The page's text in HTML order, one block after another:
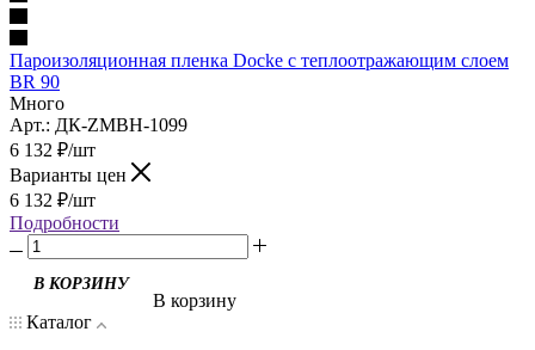
Пароизоляционная пленка Docke с теплоотражающим слоем
BR 90
Много
Арт.: ДК-ZMBH-1099
6 132 ₽/шт
Варианты цен
6 132 ₽/шт
Подробности
В корзину
Каталог